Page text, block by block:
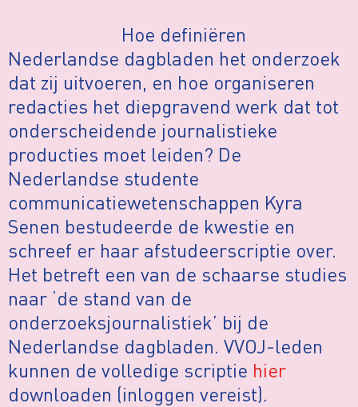
Hoe definiëren
Nederlandse dagbladen het onderzoek
dat zij uitvoeren, en hoe organiseren
redacties het diepgravend werk dat tot
onderscheidende journalistieke
producties moet leiden? De
Nederlandse studente
communicatiewetenschappen Kyra
Senen bestudeerde de kwestie en
schreef er haar afstudeerscriptie over.
Het betreft een van de schaarse studies
naar ‘de stand van de
onderzoeksjournalistiek’ bij de
Nederlandse dagbladen. VVOJ-leden
kunnen de volledige scriptie hier
downloaden (inloggen vereist).